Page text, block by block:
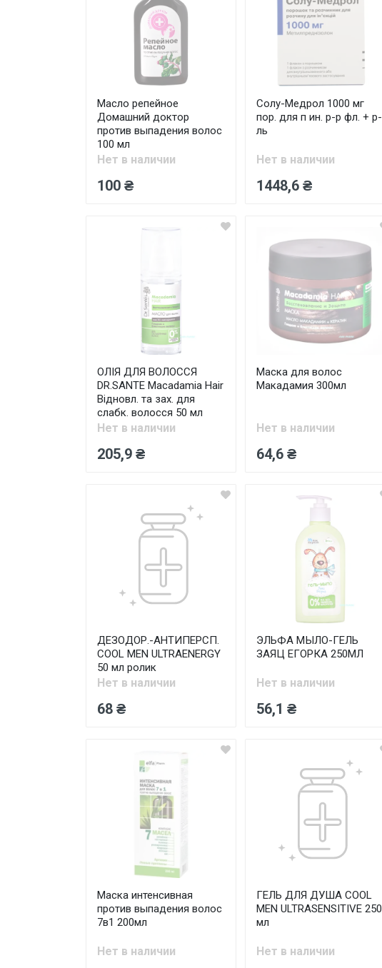
Масло репейное
Домашний доктор
против выпадения волос
100 мл
Нет в наличии
100 ₴
Солу-Медрол 1000 мг
пор. для п ин. р-р фл. + р-
ль
Нет в наличии
1448,6 ₴
ОЛІЯ ДЛЯ ВОЛОССЯ
DR.SANTE Macadamia Hair
Відновл. та зах. для
слабк. волосся 50 мл
Нет в наличии
205,9 ₴
Маска для волос
Макадамия 300мл
Нет в наличии
64,6 ₴
ДЕЗОДОР.-АНТИПЕРСП.
COOL MEN ULTRAENERGY
50 мл ролик
Нет в наличии
68 ₴
ЭЛЬФА МЫЛО-ГЕЛЬ
ЗАЯЦ ЕГОРКА 250МЛ
Нет в наличии
56,1 ₴
Маска интенсивная
против выпадения волос
7в1 200мл
Нет в наличии
ГЕЛЬ ДЛЯ ДУША COOL
MEN ULTRASENSITIVE 250
мл
Нет в наличии